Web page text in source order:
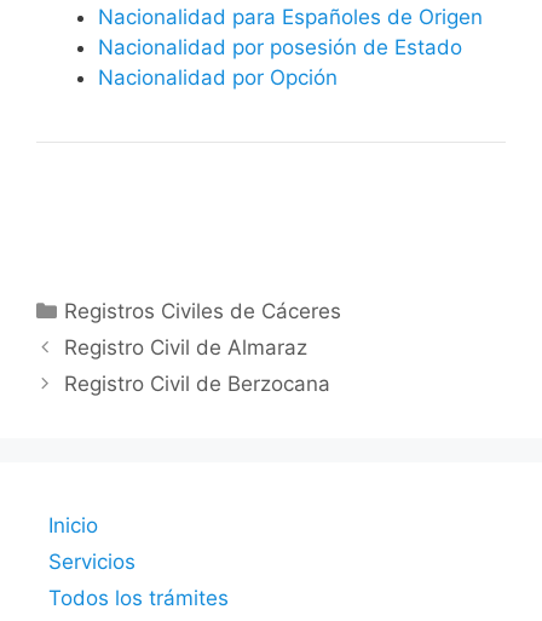
Nacionalidad para Españoles de Origen
Nacionalidad por posesión de Estado
Nacionalidad por Opción
Categorías
Registros Civiles de Cáceres
Registro Civil de Almaraz
Registro Civil de Berzocana
Inicio
Servicios
Todos los trámites